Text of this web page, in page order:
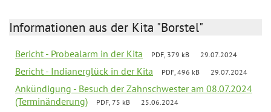
Informationen aus der Kita "Borstel"
Bericht - Probealarm in der Kita PDF, 379 kB 29.07.2024
Bericht - Indianerglück in der Kita PDF, 496 kB 29.07.2024
Ankündigung - Besuch der Zahnschwester am 08.07.2024
(Terminänderung)
PDF, 75 kB 25.06.2024